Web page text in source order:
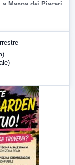
Mappa dei Piaceri
LabNews (replica)